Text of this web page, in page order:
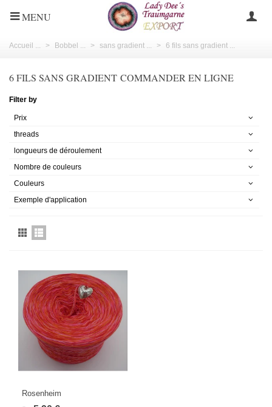
MENU
Accueil ... > Bobbel ... > sans gradient ... > 6 fils sans gradient ...
6 FILS SANS GRADIENT COMMANDER EN LIGNE
Filter by
Prix
threads
longueurs de déroulement
Nombre de couleurs
Couleurs
Exemple d'application
Rosenheim